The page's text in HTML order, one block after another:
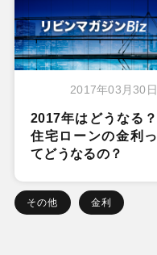
2017年03月30日
2017年はどうなる？
住宅ローンの金利っ
てどうなるの？
その他 金利